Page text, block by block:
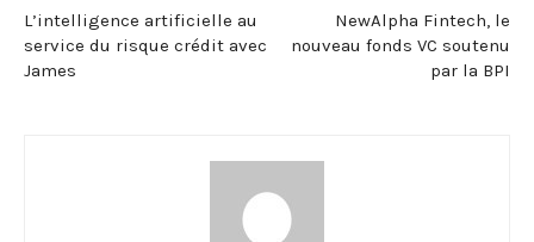
L’intelligence artificielle au
service du risque crédit avec
James
NewAlpha Fintech, le
nouveau fonds VC soutenu
par la BPI